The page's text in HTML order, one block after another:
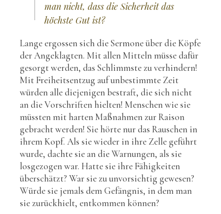
man nicht, dass die Sicherheit das
höchste Gut ist?
Lange ergossen sich die Sermone über die Köpfe
der Angeklagten. Mit allen Mitteln müsse dafür
gesorgt werden, das Schlimmste zu verhindern!
Mit Freiheitsentzug auf unbestimmte Zeit
würden alle diejenigen bestraft, die sich nicht
an die Vorschriften hielten! Menschen wie sie
müssten mit harten Maßnahmen zur Raison
gebracht werden! Sie hörte nur das Rauschen in
ihrem Kopf. Als sie wieder in ihre Zelle geführt
wurde, dachte sie an die Warnungen, als sie
losgezogen war. Hatte sie ihre Fähigkeiten
überschätzt? War sie zu unvorsichtig gewesen?
Würde sie jemals dem Gefängnis, in dem man
sie zurückhielt, entkommen können?